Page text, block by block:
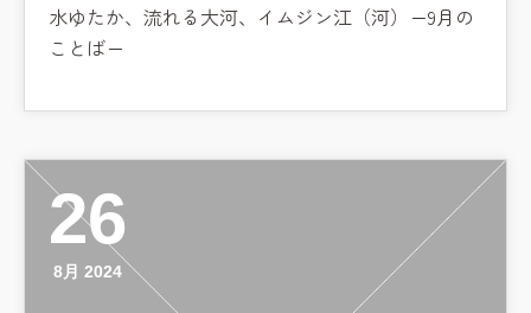
水ゆたか、流れる大河、イムジン江（河）ー9月の
ことばー
26
8月 2024